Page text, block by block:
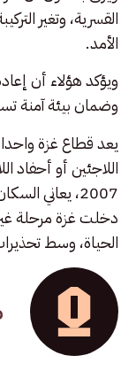
القسرية، وتغير
الأمد.
ويؤكد هؤلاء أن
وضمان بيئة آمنة
دخلت غزة مرحلة
الحياة، وسط